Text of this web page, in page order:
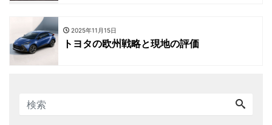
2025年11月15日
トヨタの欧州戦略と現地の評価